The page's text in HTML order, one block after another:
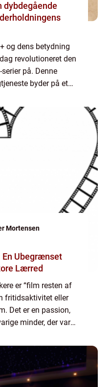
dybdegående
og dens betydning
revolutioneret den
på. Denne
byder på et
udvalg af kla...
Mortensen
Ubegrænset
Lærred
er “film resten af
fritidsaktivitet eller
Det er en passion,
minder, der varer